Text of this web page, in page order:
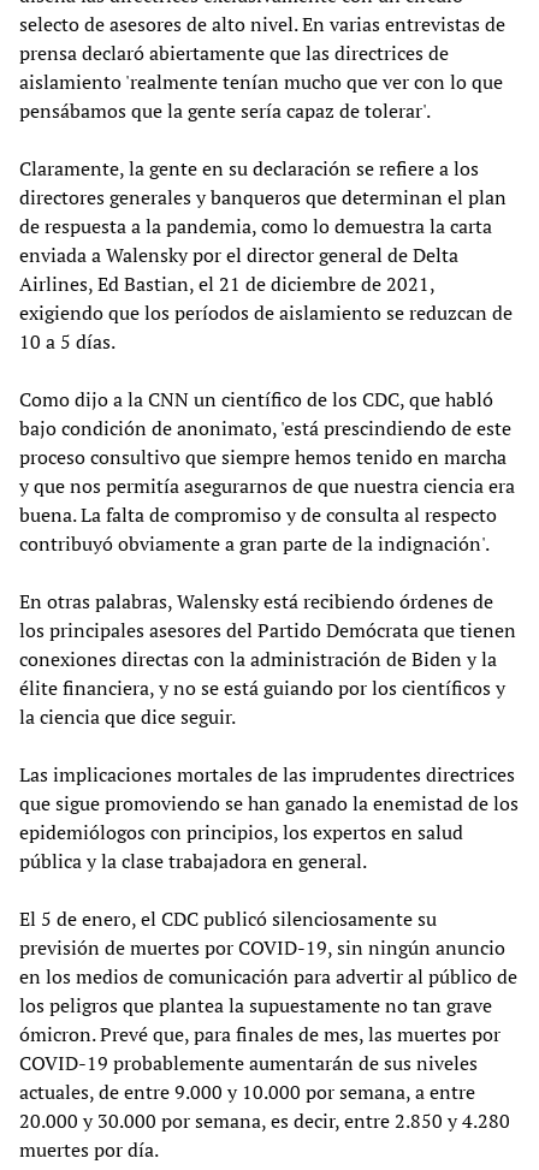
selecto de asesores de alto nivel. En varias entrevistas de
prensa declaró abiertamente que las directrices de
aislamiento 'realmente tenían mucho que ver con lo que
pensábamos que la gente sería capaz de tolerar'.
Claramente, la gente en su declaración se refiere a los
directores generales y banqueros que determinan el plan
de respuesta a la pandemia, como lo demuestra la carta
enviada a Walensky por el director general de Delta
Airlines, Ed Bastian, el 21 de diciembre de 2021,
exigiendo que los períodos de aislamiento se reduzcan de
10 a 5 días.
Como dijo a la CNN un científico de los CDC, que habló
bajo condición de anonimato, 'está prescindiendo de este
proceso consultivo que siempre hemos tenido en marcha
y que nos permitía asegurarnos de que nuestra ciencia era
buena. La falta de compromiso y de consulta al respecto
contribuyó obviamente a gran parte de la indignación'.
En otras palabras, Walensky está recibiendo órdenes de
los principales asesores del Partido Demócrata que tienen
conexiones directas con la administración de Biden y la
élite financiera, y no se está guiando por los científicos y
la ciencia que dice seguir.
Las implicaciones mortales de las imprudentes directrices
que sigue promoviendo se han ganado la enemistad de los
epidemiólogos con principios, los expertos en salud
pública y la clase trabajadora en general.
El 5 de enero, el CDC publicó silenciosamente su
previsión de muertes por COVID-19, sin ningún anuncio
en los medios de comunicación para advertir al público de
los peligros que plantea la supuestamente no tan grave
ómicron. Prevé que, para finales de mes, las muertes por
COVID-19 probablemente aumentarán de sus niveles
actuales, de entre 9.000 y 10.000 por semana, a entre
20.000 y 30.000 por semana, es decir, entre 2.850 y 4.280
muertes por día.